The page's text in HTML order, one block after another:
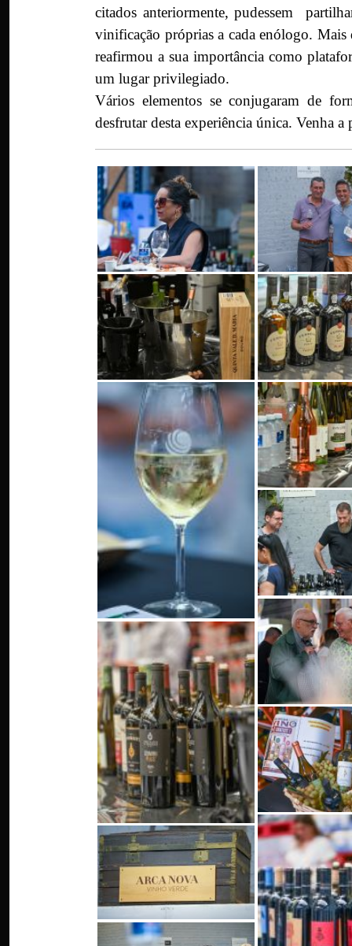
citados anteriormente, pudessem
vinificação próprias a cada enólogo.
reafirmou a sua importância como
um lugar privilegiado.
Vários elementos se conjugaram de
desfrutar desta experiência única. Venha